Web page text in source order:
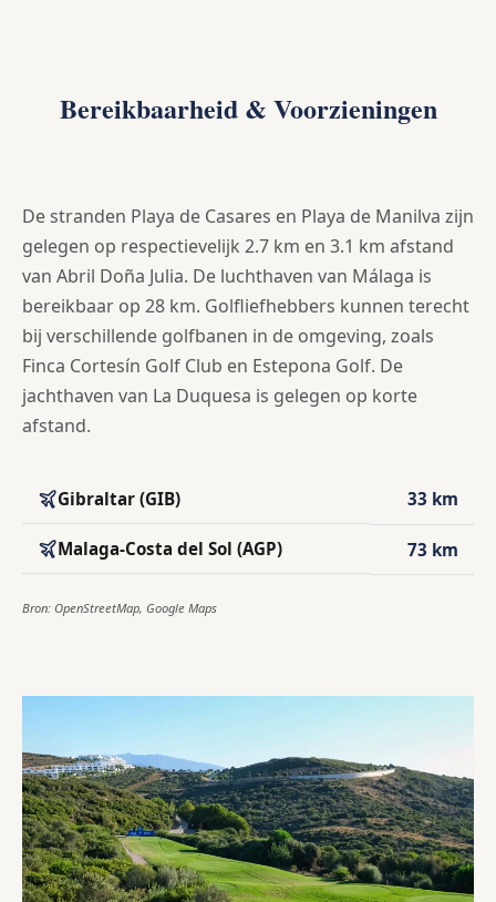
Bereikbaarheid & Voorzieningen
De stranden Playa de Casares en Playa de Manilva zijn
gelegen op respectievelijk 2.7 km en 3.1 km afstand
van Abril Doña Julia. De luchthaven van Málaga is
bereikbaar op 28 km. Golfliefhebbers kunnen terecht
bij verschillende golfbanen in de omgeving, zoals
Finca Cortesín Golf Club en Estepona Golf. De
jachthaven van La Duquesa is gelegen op korte
afstand.
Gibraltar (GIB) 33 km
Malaga-Costa del Sol (AGP) 73 km
Bron: OpenStreetMap, Google Maps